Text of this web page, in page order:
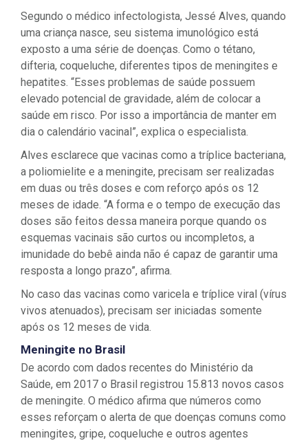
Segundo o médico infectologista, Jessé Alves, quando
uma criança nasce, seu sistema imunológico está
exposto a uma série de doenças. Como o tétano,
difteria, coqueluche, diferentes tipos de meningites e
hepatites. “Esses problemas de saúde possuem
elevado potencial de gravidade, além de colocar a
saúde em risco. Por isso a importância de manter em
dia o calendário vacinal”, explica o especialista.
Alves esclarece que vacinas como a tríplice bacteriana,
a poliomielite e a meningite, precisam ser realizadas
em duas ou três doses e com reforço após os 12
meses de idade. “A forma e o tempo de execução das
doses são feitos dessa maneira porque quando os
esquemas vacinais são curtos ou incompletos, a
imunidade do bebê ainda não é capaz de garantir uma
resposta a longo prazo”, afirma.
No caso das vacinas como varicela e tríplice viral (vírus
vivos atenuados), precisam ser iniciadas somente
após os 12 meses de vida.
Meningite no Brasil
De acordo com dados recentes do Ministério da
Saúde, em 2017 o Brasil registrou 15.813 novos casos
de meningite. O médico afirma que números como
esses reforçam o alerta de que doenças comuns como
meningites, gripe, coqueluche e outros agentes